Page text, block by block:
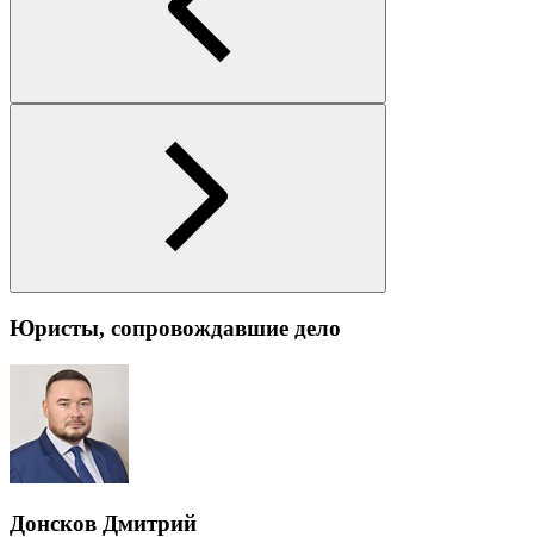
Юристы, сопровождавшие дело
Донсков Дмитрий